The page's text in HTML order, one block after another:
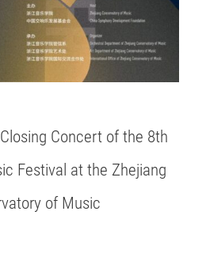
Concert of the 8th
Festival at the Zhejiang
of Music